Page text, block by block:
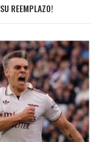
REEMPLAZO!